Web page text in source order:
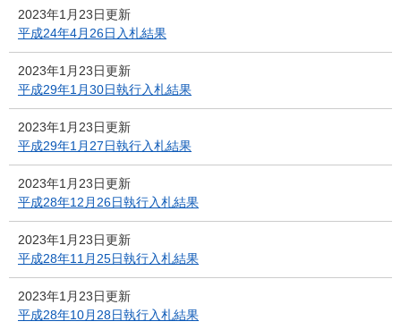
2023年1月23日更新
平成24年4月26日入札結果
2023年1月23日更新
平成29年1月30日執行入札結果
2023年1月23日更新
平成29年1月27日執行入札結果
2023年1月23日更新
平成28年12月26日執行入札結果
2023年1月23日更新
平成28年11月25日執行入札結果
2023年1月23日更新
平成28年10月28日執行入札結果